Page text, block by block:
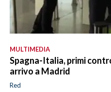
MULTIMEDIA
Spagna-Italia, primi
arrivo a Madrid
Red